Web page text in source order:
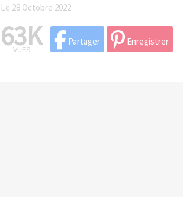
Le 28 Octobre 2022
63K
VUES
Partager Enregistrer